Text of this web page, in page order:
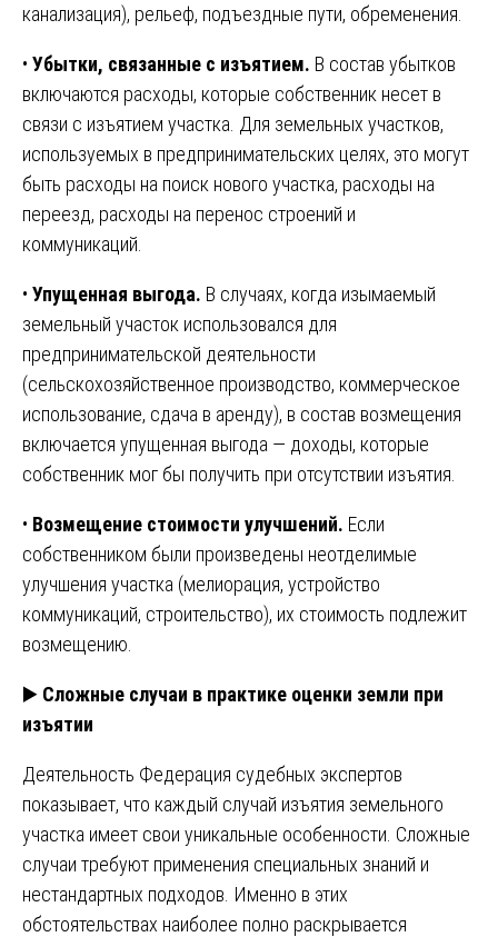
канализация), рельеф, подъездные пути, обременения.
• Убытки, связанные с изъятием. В состав убытков
включаются расходы, которые собственник несет в
связи с изъятием участка. Для земельных участков,
используемых в предпринимательских целях, это могут
быть расходы на поиск нового участка, расходы на
переезд, расходы на перенос строений и
коммуникаций.
• Упущенная выгода. В случаях, когда изымаемый
земельный участок использовался для
предпринимательской деятельности
(сельскохозяйственное производство, коммерческое
использование, сдача в аренду), в состав возмещения
включается упущенная выгода — доходы, которые
собственник мог бы получить при отсутствии изъятия.
• Возмещение стоимости улучшений. Если
собственником были произведены неотделимые
улучшения участка (мелиорация, устройство
коммуникаций, строительство), их стоимость подлежит
возмещению.
▶️ Сложные случаи в практике оценки земли при
изъятии
Деятельность Федерация судебных экспертов
показывает, что каждый случай изъятия земельного
участка имеет свои уникальные особенности. Сложные
случаи требуют применения специальных знаний и
нестандартных подходов. Именно в этих
обстоятельствах наиболее полно раскрывается